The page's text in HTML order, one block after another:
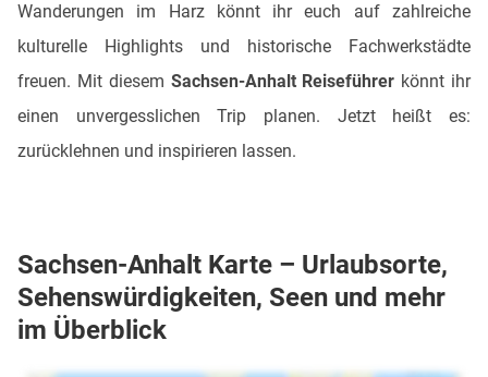
Wanderungen im Harz könnt ihr euch auf zahlreiche
kulturelle Highlights und historische Fachwerkstädte
freuen. Mit diesem Sachsen-Anhalt Reiseführer könnt ihr
einen unvergesslichen Trip planen. Jetzt heißt es:
zurücklehnen und inspirieren lassen.
Sachsen-Anhalt Karte – Urlaubsorte,
Sehenswürdigkeiten, Seen und mehr
im Überblick